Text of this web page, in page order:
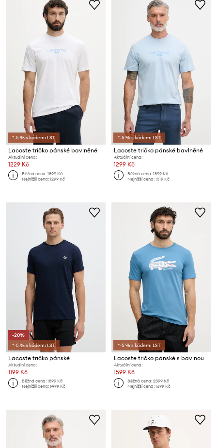
*-5 % s kódem: LST
Lacoste tričko pánské bavlněné
Aktuální cena:
1229 Kč
Běžná cena:1899 Kč
Nejnižší cena:1299 Kč
*-5 % s kódem: LST
Lacoste tričko pánské bavlněné
Aktuální cena:
1299 Kč
Běžná cena:1899 Kč
Nejnižší cena:1319 Kč
-20%
*-5 % s kódem: LST
Lacoste tričko pánské
Aktuální cena:
1199 Kč
Běžná cena:1899 Kč
Nejnižší cena:1499 Kč
*-5 % s kódem: LST
Lacoste tričko pánské s bavlnou
Aktuální cena:
1599 Kč
Běžná cena:2399 Kč
Nejnižší cena:1699 Kč